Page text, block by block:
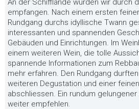
An der Schifflände wurden wir durch
empfangen. Nach einem ersten
Rundgang durchs idyllische Twann
interessanten und spannenden
Gebäuden und Einrichtungen. Im
einem weiteren Wein, die tolle
spannende Informationen zum
mehr erfahren. Den Rundgang
weiteren Degustation und einer
abschliessen. Ein rundum
weiter empfehlen.